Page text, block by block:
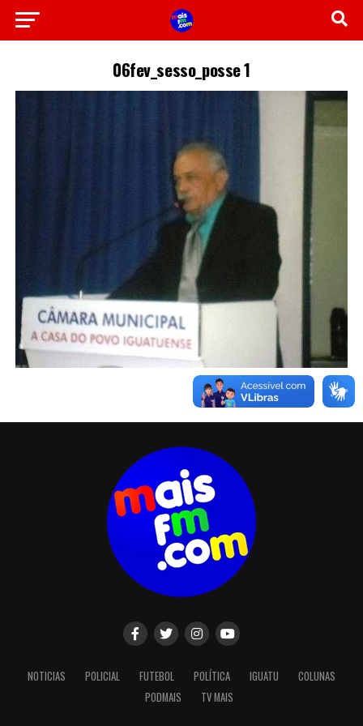
06fev_sesso_posse 1
NOTICIAS POLICIAL FUTEBOL POLÍTICA IGUATU
COLUNAS
PODMAIS
TV MAIS